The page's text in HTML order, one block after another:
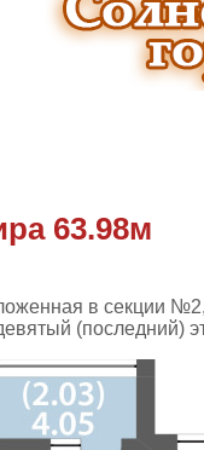
63.98м
в секции
(последний)